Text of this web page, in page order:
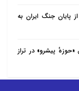
پایان جنگ ایران به
پیشرو» در تراز